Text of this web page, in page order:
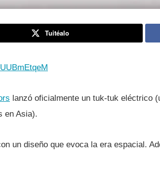
Tuitéalo
lanzó oficialmente un tuk-tuk eléctrico
en Asia).
un diseño que evoca la era espacial.